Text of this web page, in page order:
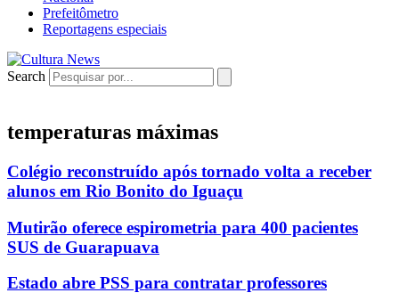
Prefeitômetro
Reportagens especiais
Search
temperaturas máximas
Colégio reconstruído após tornado volta a receber
alunos em Rio Bonito do Iguaçu
Mutirão oferece espirometria para 400 pacientes
SUS de Guarapuava
Estado abre PSS para contratar professores